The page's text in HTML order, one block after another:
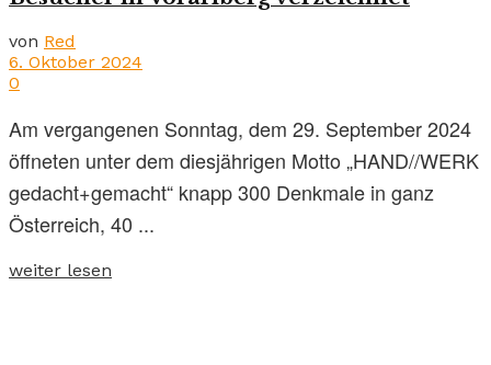
von Red
6. Oktober 2024
0
Am vergangenen Sonntag, dem 29. September 2024
öffneten unter dem diesjährigen Motto „HAND//WERK
gedacht+gemacht“ knapp 300 Denkmale in ganz
Österreich, 40 ...
weiter lesen